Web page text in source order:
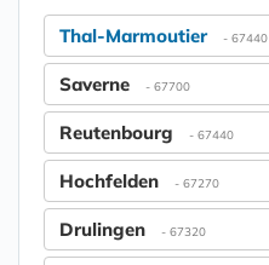
Thal-Marmoutier - 67440
Saverne - 67700
Reutenbourg - 67440
Hochfelden - 67270
Drulingen - 67320